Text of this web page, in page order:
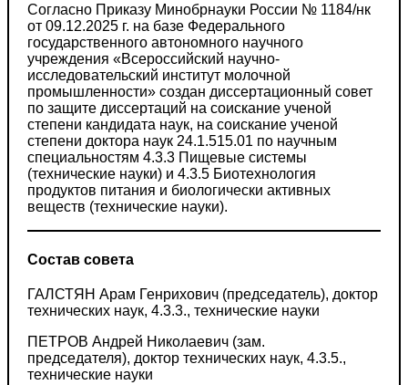
Согласно Приказу Минобрнауки России № 1184/нк
от 09.12.2025 г. на базе Федерального
государственного автономного научного
учреждения «Всероссийский научно-
исследовательский институт молочной
промышленности» создан диссертационный совет
по защите диссертаций на соискание ученой
степени кандидата наук, на соискание ученой
степени доктора наук 24.1.515.01 по научным
специальностям 4.3.3 Пищевые системы
(технические науки) и 4.3.5 Биотехнология
продуктов питания и биологически активных
веществ (технические науки).
Состав совета
ГАЛСТЯН Арам Генрихович (председатель), доктор
технических наук, 4.3.3., технические науки
ПЕТРОВ Андрей Николаевич (зам.
председателя), доктор технических наук, 4.3.5.,
технические науки